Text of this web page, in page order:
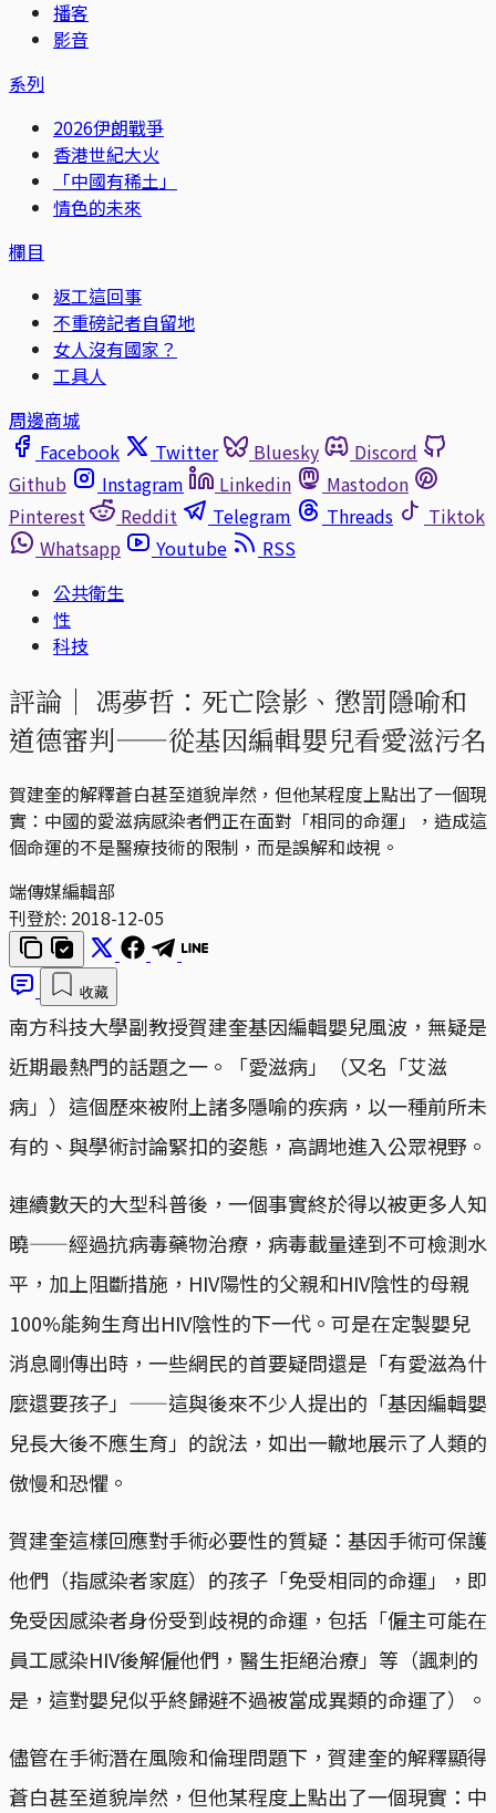
播客
影音
系列
2026伊朗戰爭
香港世紀大火
「中國有稀土」
情色的未來
欄目
返工這回事
不重磅記者自留地
女人沒有國家？
工具人
周邊商城
Facebook
Twitter Bluesky
Discord
Github
Instagram Linkedin
Mastodon
Pinterest
Reddit Telegram Threads
Tiktok
Whatsapp
Youtube
RSS
公共衛生
性
科技
評論｜ 馮夢哲：死亡陰影、懲罰隱喻和
道德審判——從基因編輯嬰兒看愛滋污名
賀建奎的解釋蒼白甚至道貌岸然，但他某程度上點出了一個現
實：中國的愛滋病感染者們正在面對「相同的命運」，造成這
個命運的不是醫療技術的限制，而是誤解和歧視。
端傳媒編輯部
刊登於: 2018-12-05
收藏
南方科技大學副教授賀建奎基因編輯嬰兒風波，無疑是
近期最熱門的話題之一。「愛滋病」（又名「艾滋
病」）這個歷來被附上諸多隱喻的疾病，以一種前所未
有的、與學術討論緊扣的姿態，高調地進入公眾視野。
連續數天的大型科普後，一個事實終於得以被更多人知
曉——經過抗病毒藥物治療，病毒載量達到不可檢測水
平，加上阻斷措施，HIV陽性的父親和HIV陰性的母親
100%能夠生育出HIV陰性的下一代。可是在定製嬰兒
消息剛傳出時，一些網民的首要疑問還是「有愛滋為什
麼還要孩子」——這與後來不少人提出的「基因編輯嬰
兒長大後不應生育」的說法，如出一轍地展示了人類的
傲慢和恐懼。
賀建奎這樣回應對手術必要性的質疑：基因手術可保護
他們（指感染者家庭）的孩子「免受相同的命運」，即
免受因感染者身份受到歧視的命運，包括「僱主可能在
員工感染HIV後解僱他們，醫生拒絕治療」等（諷刺的
是，這對嬰兒似乎終歸避不過被當成異類的命運了）。
儘管在手術潛在風險和倫理問題下，賀建奎的解釋顯得
蒼白甚至道貌岸然，但他某程度上點出了一個現實：中